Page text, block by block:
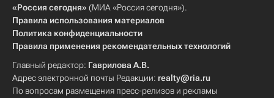
«Россия сегодня» (МИА «Россия сегодня»).
Правила использования материалов
Политика конфиденциальности
Правила применения рекомендательных технологий
Главный редактор: Гаврилова А.В.
Адрес электронной почты Редакции: realty@ria.ru
По вопросам размещения пресс-релизов и рекламы